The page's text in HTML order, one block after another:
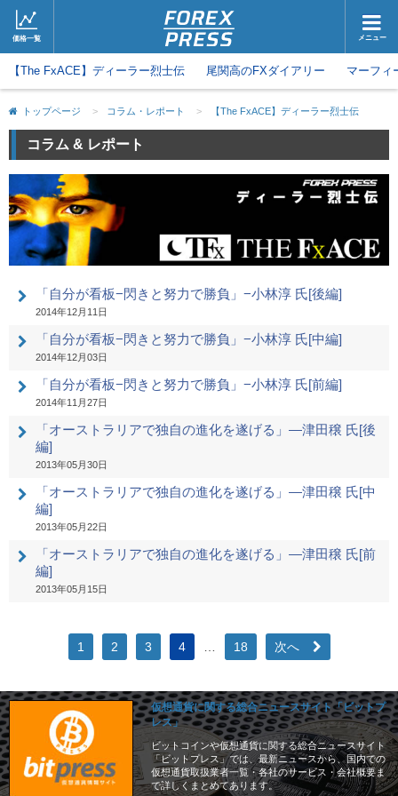
価格一覧 メニュー
ホーム ニュース
取引会社 マーケット
コラム・レポート
ツイッター 動画
【The FxACE】ディーラー烈士伝 尾関高のFXダイアリー マーフィ
トップページ > コラム・レポート > 【The FxACE】ディーラー烈士伝
コラム & レポート
「自分が看板−閃きと努力で勝負」−小林淳 氏[後編]
2014年12月11日
「自分が看板−閃きと努力で勝負」−小林淳 氏[中編]
2014年12月03日
「自分が看板−閃きと努力で勝負」−小林淳 氏[前編]
2014年11月27日
「オーストラリアで独自の進化を遂げる」―津田穣 氏[後
編]
2013年05月30日
「オーストラリアで独自の進化を遂げる」―津田穣 氏[中
編]
2013年05月22日
「オーストラリアで独自の進化を遂げる」―津田穣 氏[前
編]
2013年05月15日
1 2 3 4 18 次へ
仮想通貨に関する総合ニュースサイト「ビットプ
レス」
ビットコインや仮想通貨に関する総合ニュースサイト
「ビットプレス」では、最新ニュースから、国内での
仮想通貨取扱業者一覧・各社のサービス・会社概要ま
で詳しくまとめてあります。